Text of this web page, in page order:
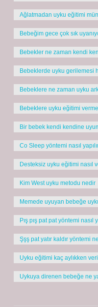
Ağlatmadan uyku eğitimi
Bebeğim gece çok sık
Bebekler ne zaman kendi
Bebeklerde uyku gerilemesi
Bebeklere ne zaman uyku
Bebeklere uyku eğitimi
Bir bebek kendi kendine
Co Sleep yöntemi nasıl
Desteksiz uyku eğitimi nasıl
Kim West uyku metodu nedir
Memede uyuyan bebeğe
Pış pış pat pat yöntemi nasıl
Şşş pat yatır kaldır yöntemi
Uyku eğitimi kaç aylıkken
Uykuya direnen bebeğe ne